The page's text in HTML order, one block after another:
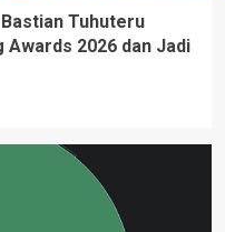
Tuhuteru
2026 dan Jadi